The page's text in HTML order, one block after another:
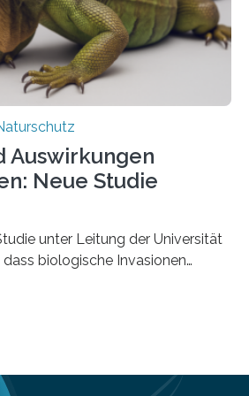
fünf Jahren von
und Wissenschaftlern des
Agrarklimaschutz…
Auswirkungen
Neue Studie
unter Leitung der Universität
biologische Invasionen
insbesondere der durch invasive
Boden, klingen mit